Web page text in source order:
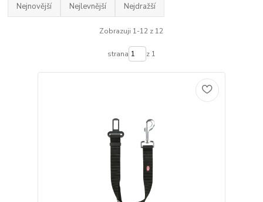
Nejnovější Nejlevnější Nejdražší
Zobrazuji 1-12 z 12
strana z 1